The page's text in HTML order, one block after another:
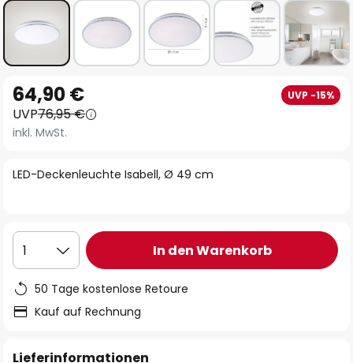
Anfang
der
Bildgalerie
LED-Deckenleuchte Isabell, Ø 49 cm
64,90 € UVP -15%
UVP76,95 €
inkl. MwSt.
1 In den Warenkorb
50 Tage kostenlose Retoure
Kauf auf Rechnung
Lieferinformationen